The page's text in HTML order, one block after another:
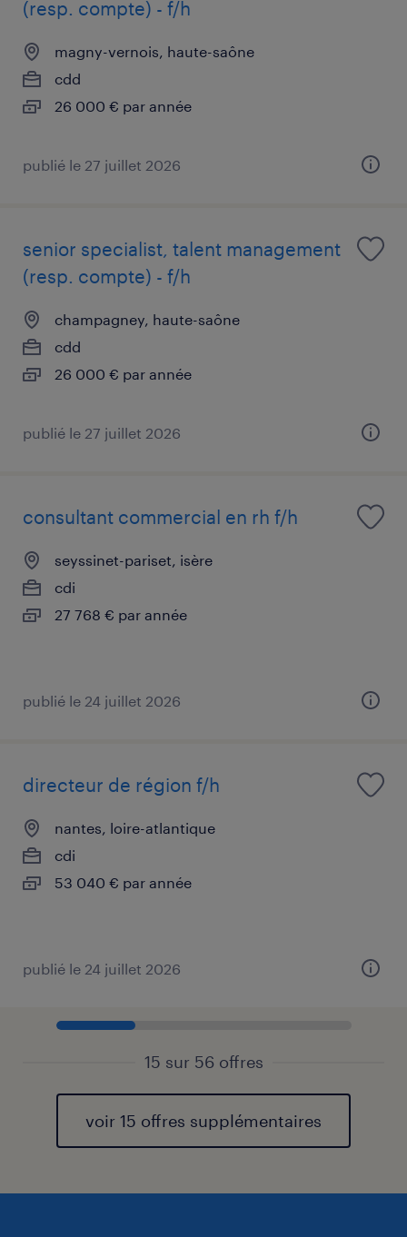
(resp. compte) - f/h
magny-vernois, haute-saône
cdd
26 000 € par année
publié le 27 juillet 2026
senior specialist, talent management
(resp. compte) - f/h
champagney, haute-saône
cdd
26 000 € par année
publié le 27 juillet 2026
consultant commercial en rh f/h
seyssinet-pariset, isère
cdi
27 768 € par année
publié le 24 juillet 2026
directeur de région f/h
nantes, loire-atlantique
cdi
53 040 € par année
publié le 24 juillet 2026
15 sur 56 offres
voir 15 offres supplémentaires